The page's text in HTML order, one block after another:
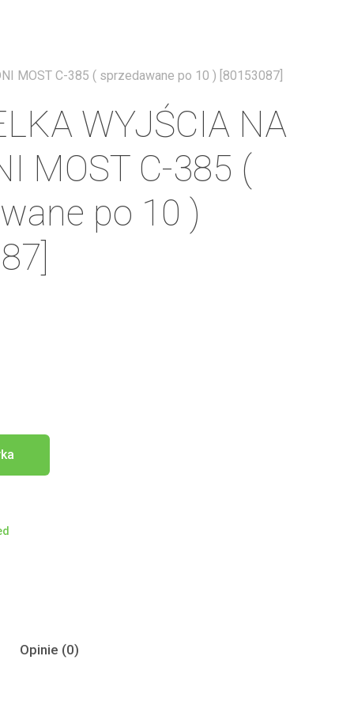
MOST C-385 ( sprzedawane po 10 ) [80153087]
WYJŚCIA NA
MOST C-385 (
po 10 )
Opinie (0)